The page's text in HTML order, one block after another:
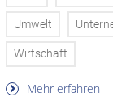
Umwelt
Wirtschaft
Mehr erfahren